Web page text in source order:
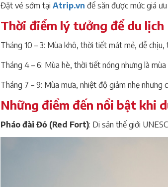
Đặt vé sớm tại Atrip.vn để săn được mức giá
Thời điểm lý tưởng để du
Tháng 10 – 3: Mùa khô, thời tiết mát mẻ, dễ
Tháng 4 – 6: Mùa hè, thời tiết nóng nhưng là
Tháng 7 – 9: Mùa mưa, nhiệt độ giảm nhẹ nhưng
Những điểm đến nổi bật khi
Pháo đài Đỏ (Red Fort): Di sản thế giới